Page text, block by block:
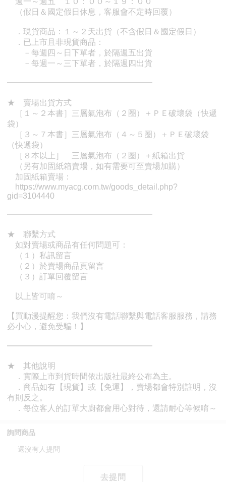
詢問商品
還沒有人提問
去提問